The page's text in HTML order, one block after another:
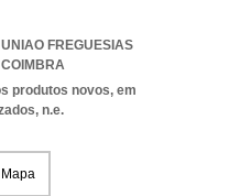
UNIAO FREGUESIAS
COIMBRA
produtos novos, em
n.e.